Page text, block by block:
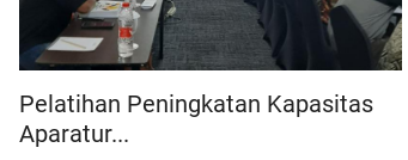
Pelatihan Peningkatan Kapasitas
Aparatur...